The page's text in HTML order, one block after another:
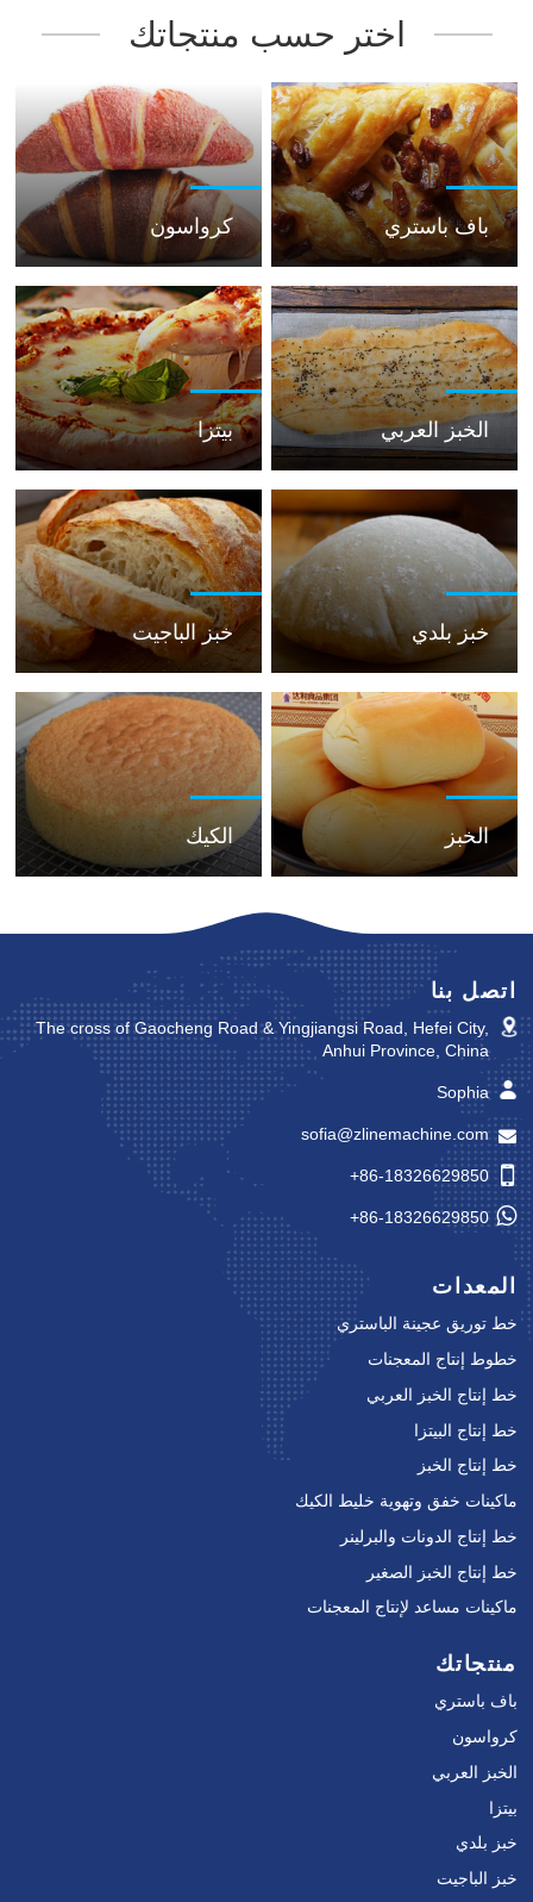
اختر حسب منتجاتك
باف باستري كرواسون
الخبز العربي بيتزا
خبز بلدي خبز الباجيت
الخبز الكيك
اتصل بنا
The cross of Gaocheng Road & Yingjiangsi Road, Hefei City,
Anhui Province, China
Sophia
sofia@zlinemachine.com
+86-18326629850
+86-18326629850
المعدات
خط توريق عجينة الباستري
خطوط إنتاج المعجنات
خط إنتاج الخبز العربي
خط إنتاج البيتزا
خط إنتاج الخبز
ماكينات خفق وتهوية خليط الكيك
خط إنتاج الدونات والبرلينر
خط إنتاج الخبز الصغير
ماكينات مساعد لإنتاج المعجنات
منتجاتك
باف باستري
كرواسون
الخبز العربي
بيتزا
خبز بلدي
خبز الباجيت